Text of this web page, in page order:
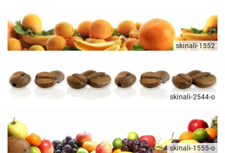
skinali-1552
skinali-2544-o
skinali-1555-o